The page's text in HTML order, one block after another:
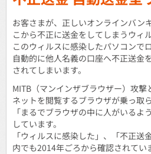
お客さまが、正しいオンラインバン
こから不正に送金をしてしまうウィル
このウィルスに感染したパソコンで
自動的に他人名義の口座へ不正送金
されてしまいます。
MITB（マンインザブラウザー）攻撃
ネットを閲覧するブラウザが乗っ取
「まるでブラウザの中に人がいるよ
しています。
「ウィルスに感染した」、「不正送
内でも2014年ごろから確認されてい